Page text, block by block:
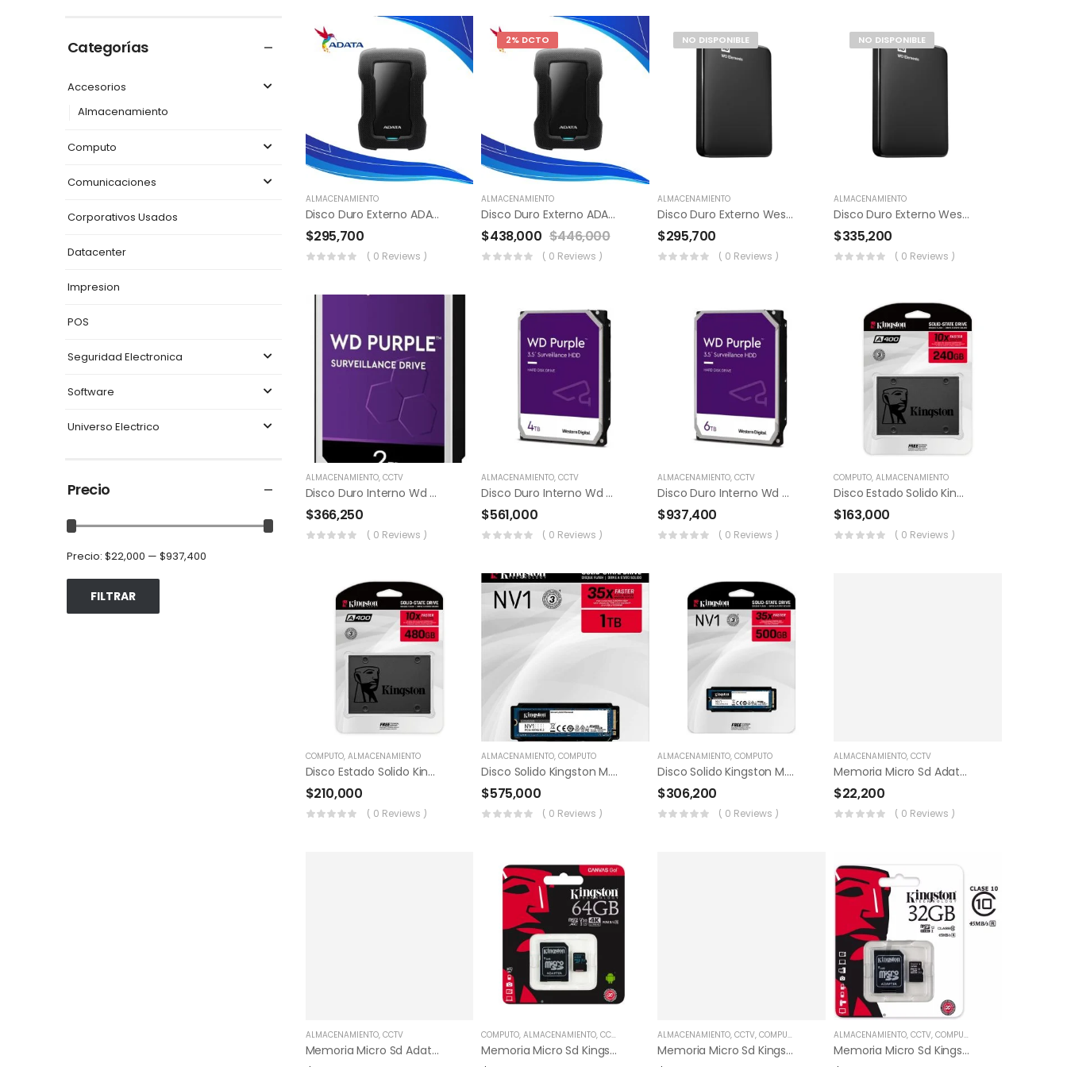
Categorías
Accesorios
Almacenamiento
Computo
Comunicaciones
Corporativos Usados
Datacenter
Impresion
POS
Seguridad Electronica
Software
Universo Electrico
Precio
FILTRAR
Precio: $22,000 — $937,400
ALMACENAMIENTO
Disco Duro Externo ADATA 1 TB
$295,700
( 0 Reviews )
2% DCTO
ALMACENAMIENTO
Disco Duro Externo ADATA 2 TB
$438,000 $446,000
( 0 Reviews )
NO DISPONIBLE
ALMACENAMIENTO
Disco Duro Externo Western Digital 1tb WD
$295,700
( 0 Reviews )
NO DISPONIBLE
ALMACENAMIENTO
Disco Duro Externo Western Digital 2tb WD
$335,200
( 0 Reviews )
ALMACENAMIENTO, CCTV
Disco Duro Interno Wd 2tb Purple
$366,250
( 0 Reviews )
ALMACENAMIENTO,CCTV
Disco Duro Interno Wd 4tb Purple
$561,000
( 0 Reviews )
ALMACENAMIENTO,CCTV
Disco Duro Interno Wd 6tb Purple
$937,400
( 0 Reviews )
COMPUTO,ALMACENAMIENTO
Disco Estado Solido Kingston 240gb A400 2.5″ Ssd
$163,000
( 0 Reviews )
COMPUTO, ALMACENAMIENTO
Disco Estado Solido Kingston 480gb 2.5″ Ssd
$210,000
( 0 Reviews )
ALMACENAMIENTO,COMPUTO
Disco Solido Kingston M.2 PCI-E 1tb
$575,000
( 0 Reviews )
ALMACENAMIENTO,COMPUTO
Disco Solido Kingston M.2 Pcie 500gb
$306,200
( 0 Reviews )
ALMACENAMIENTO,CCTV
Memoria Micro Sd Adata 16gb Clase 10
$22,200
( 0 Reviews )
ALMACENAMIENTO, CCTV
Memoria Micro Sd Adata 32gb Clase 10
COMPUTO,ALMACENAMIENTO,CCTV
Memoria Micro Sd Kingston 64gb Clase 10 100mb/s
ALMACENAMIENTO,CCTV,COMPUTO
Memoria Micro Sd Kingston 128gb Clase 10 100mb/s
ALMACENAMIENTO,CCTV,COMPUTO
Memoria Micro Sd Kingston 32 Gb Clase 10 100mb/s